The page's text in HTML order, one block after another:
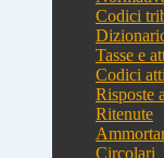
Codici
Tasse e
Codici
Risposte
Ritenute
Circolari